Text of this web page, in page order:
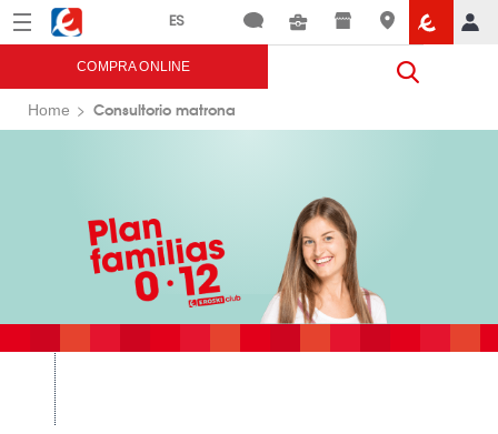
Menú Eroski
COMPRA ONLINE
Home Consultorio matrona